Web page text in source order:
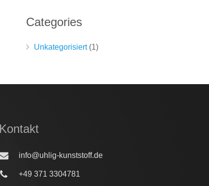
Categories
Unkategorisiert(1)
Kontakt
info@uhlig-kunststoff.de
+49 371 3304781